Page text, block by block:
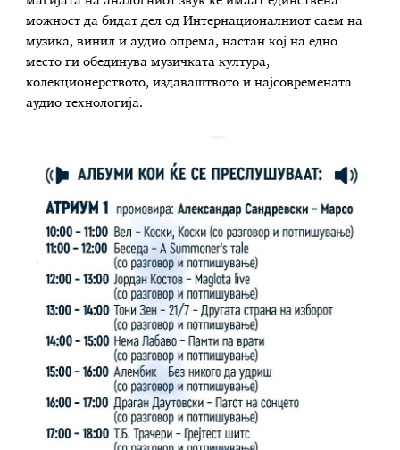
можност да бидат дел од Интернационалниот саем на
музика, винил и аудио опрема, настан кој на едно
место ги обединува музичката култура,
колекционерството, издаваштвото и најсовремената
аудио технологија.